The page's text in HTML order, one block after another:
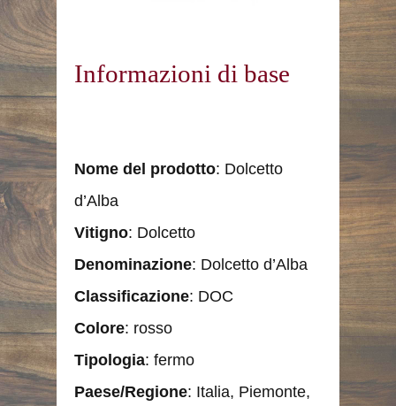
Informazioni di base
Nome del prodotto: Dolcetto
d’Alba
Vitigno: Dolcetto
Denominazione: Dolcetto d’Alba
Classificazione: DOC
Colore: rosso
Tipologia: fermo
Paese/Regione: Italia, Piemonte,